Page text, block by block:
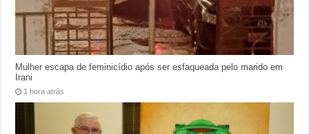
Mulher escapa de feminicídio após ser esfaqueada pelo marido em
Irani
1 hora atrás